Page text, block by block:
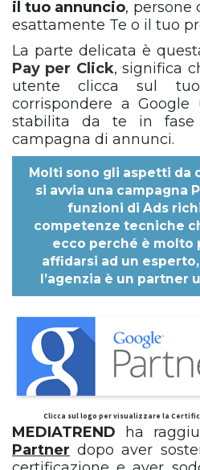
il tuo annuncio, persone
esattamente Te o il tuo
La parte delicata è
Pay per Click, significa
utente clicca sul
corrispondere a
stabilita da te in fase
campagna di annunci.
Molti sono gli aspetti da
si avvia una campagna
funzioni di Ads
competenze tecniche
ecco perché è molto
affidarsi ad un
l’agenzia è un partner
Clicca sul logo per visualizzare la
MEDIATREND ha
Partner dopo aver